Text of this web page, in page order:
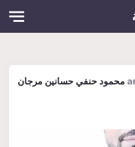
محمود حنفي حسانين مرجان